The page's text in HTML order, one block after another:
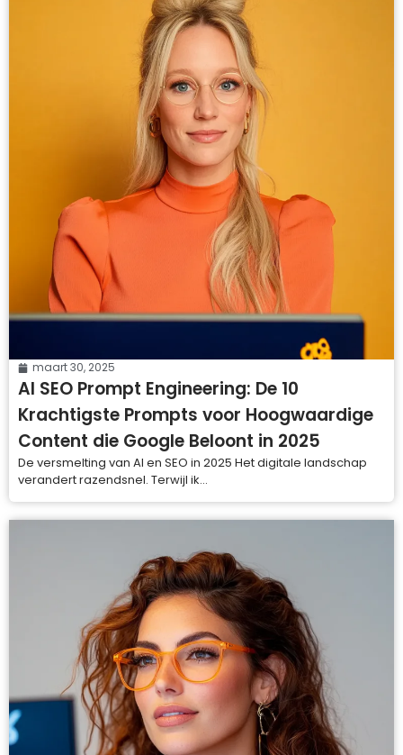
maart 30, 2025
AI SEO Prompt Engineering: De 10
Krachtigste Prompts voor Hoogwaardige
Content die Google Beloont in 2025
De versmelting van AI en SEO in 2025 Het digitale landschap
verandert razendsnel. Terwijl ik...